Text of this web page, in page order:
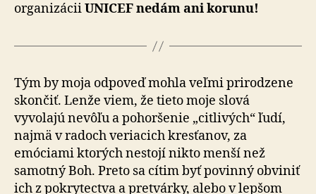
organizáciiUNICEF nedám ani korunu!
Tým by moja odpoveď mohla veľmi prirodzene
skončiť. Lenže viem, že tieto moje slová
vyvolajú nevôľu a pohoršenie „citlivých“ ľudí,
najmä v radoch veriacich kresťanov, za
emóciami ktorých nestojí nikto menší než
samotný Boh. Preto sa cítim byť povinný obviniť
ich z pokrytectva a pretvárky, alebo v lepšom